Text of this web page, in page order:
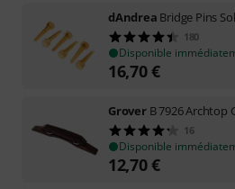
dAndrea Bridge Pins
180
Disponible
16,70€
Grover B 7926 Archtop
16
Disponible
12,70€